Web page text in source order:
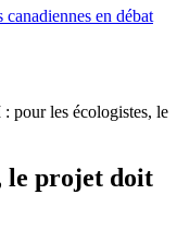
en débat
pour les écologistes, le
le projet doit